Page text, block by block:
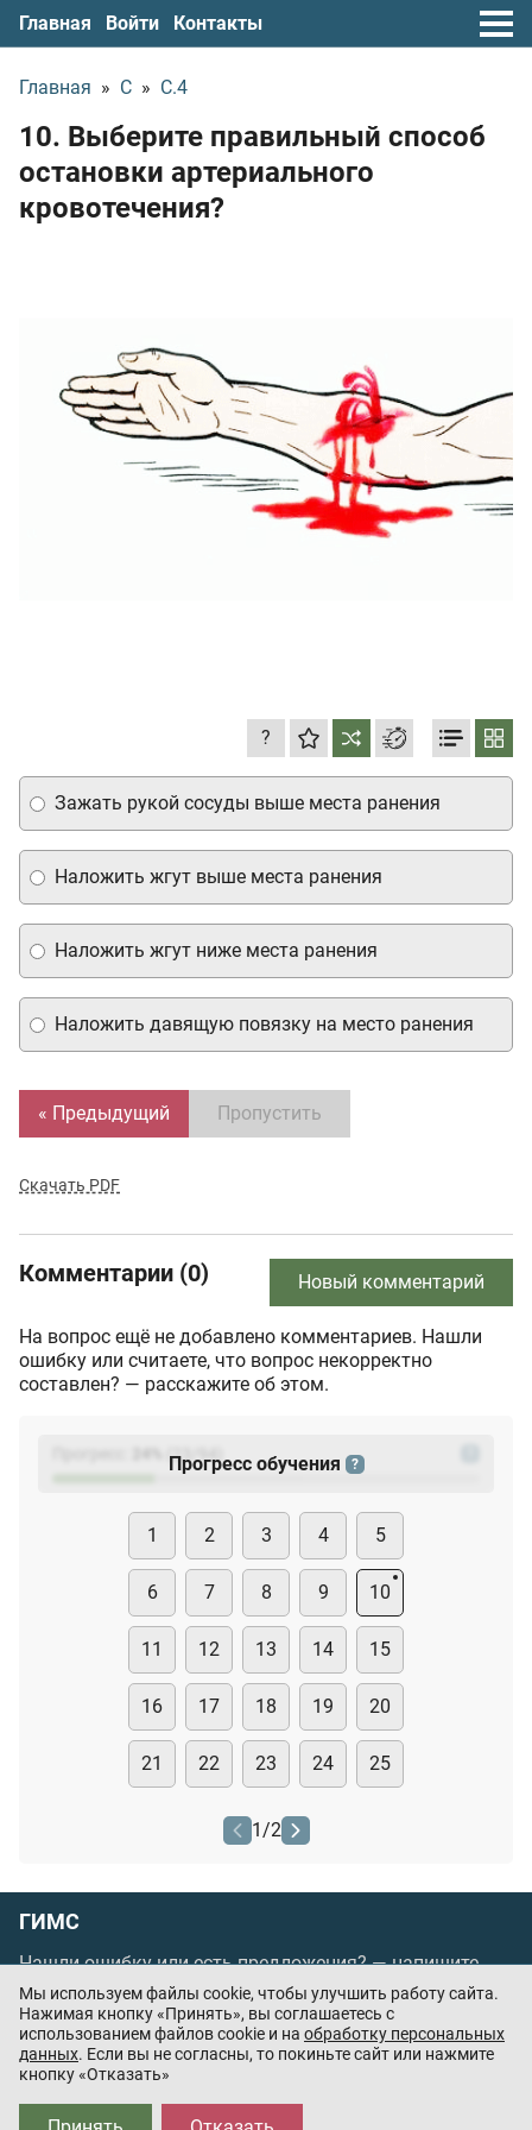
Главная Войти Контакты
Главная » С » С.4
10. Выберите правильный способ
остановки артериального
кровотечения?
?
Зажать рукой сосуды выше места ранения
Наложить жгут ниже места ранения
Наложить давящую повязку на место ранения
Наложить жгут выше места ранения
« Предыдущий Пропустить
Скачать PDF
Комментарии (0) Новый комментарий
На вопрос ещё не добавлено комментариев. Нашли
ошибку или считаете, что вопрос некорректно
составлен? — расскажите об этом.
(23
Прогресс обучения ?
1 2 3 4 5
6 7 8 9 10
11 12 13 14 15
16 17 18 19 20
21 22 23 24 25
1 /2
ГИМС
Нашли ошибку или есть предложения? —напишите
нам
Порядок проведения оплаты по банковским
картам/Цены/Оферта
Приложения партнёров:
Мы используем файлы cookie, чтобы улучшить работу сайта.
Нажимая кнопку «Принять», вы соглашаетесь с
использованием файлов cookie и на обработку персональных
данных. Если вы не согласны, то покиньте сайт или нажмите
кнопку «Отказать»